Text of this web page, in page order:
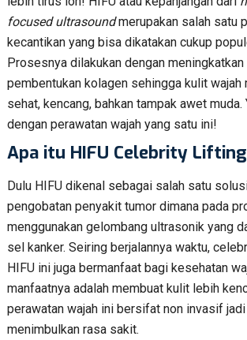
focused ultrasoundmerupakan salah satu
kecantikan yang bisa dikatakan cukup
Prosesnya dilakukan dengan
pembentukan kolagen sehingga kulit wajah
sehat, kencang, bahkan tampak awet muda.
dengan perawatan wajah yang satu ini!
Apa itu HIFU Celebrity Lifting
Dulu HIFU dikenal sebagai salah satu
pengobatan penyakit tumor dimana pada
menggunakan gelombang ultrasonik yang
sel kanker. Seiring berjalannya waktu,
HIFU ini juga bermanfaat bagi kesehatan
manfaatnya adalah membuat kulit lebih
perawatan wajah ini bersifat non invasif
menimbulkan rasa sakit.